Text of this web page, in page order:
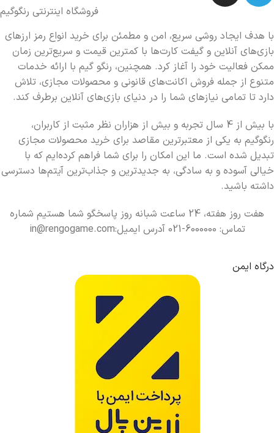
فروشگاه اینترنتی رنگوگیم
با هدف ایجاد روشی سریع، امن و مطمئن برای خرید انواع رمز ارزهای
بازی‌های آنلاین و گیفت کارت‌ها با کمترین قیمت و سریع‌ترین زمان
ممکن فعالیت خود را آغاز کرد. همچنین، رنگو گیم با ارائه خدمات
متنوع از جمله فروش اکانت‌های قانونی و محصولات مجازی، تلاش
دارد تا تمامی نیازهای شما را در دنیای بازی‌های آنلاین برطرف کند.
با بیش از 4 سال تجربه و بیش از هزاران نظر مثبت از کاربران،
رنگوگیم به یکی از معتبرترین مقاصد برای خرید محصولات مجازی
تبدیل شده است. ما این امکان را برای شما فراهم کرده‌ایم که با
خیالی آسوده و به سادگی، به جدیدترین و جذاب‌ترین آیتم‌ها دسترسی
داشته باشید.
هفت روز هفته، 24 ساعت شبانه روز پاسخگو شما هستیم شماره
تماس: 6000000-021 آدرس ایمیل:in@rengogame.com
درگاه ایمن